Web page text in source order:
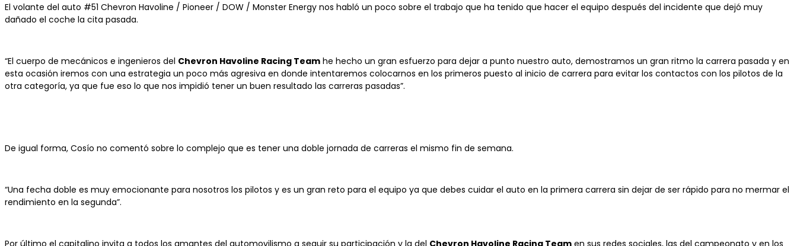
El volante del auto #51 Chevron Havoline / Pioneer / DOW / Monster Energy nos habló un poco sobre el trabajo que ha tenido que hacer el equipo después del incidente que dejó muy
dañado el coche la cita pasada.
“El cuerpo de mecánicos e ingenieros del Chevron Havoline Racing Team he hecho un gran esfuerzo para dejar a punto nuestro auto, demostramos un gran ritmo la carrera pasada y en
esta ocasión iremos con una estrategia un poco más agresiva en donde intentaremos colocarnos en los primeros puesto al inicio de carrera para evitar los contactos con los pilotos de la
otra categoría, ya que fue eso lo que nos impidió tener un buen resultado las carreras pasadas”.
De igual forma, Cosío no comentó sobre lo complejo que es tener una doble jornada de carreras el mismo fin de semana.
“Una fecha doble es muy emocionante para nosotros los pilotos y es un gran reto para el equipo ya que debes cuidar el auto en la primera carrera sin dejar de ser rápido para no mermar el
rendimiento en la segunda”.
Por último el capitalino invita a todos los amantes del automovilismo a seguir su participación y la del Chevron Havoline Racing Team en sus redes sociales, las del campeonato y en los